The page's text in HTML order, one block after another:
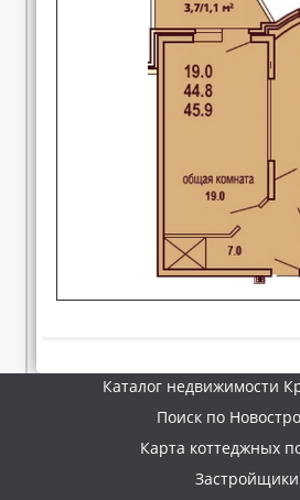
Каталог недвижимости
Поиск по
Карта коттеджных
Застройщики